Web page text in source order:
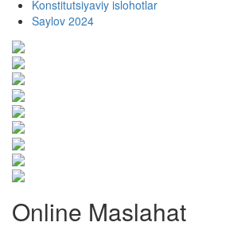
Konstitutsiyaviy islohotlar
Saylov 2024
Online Maslahat